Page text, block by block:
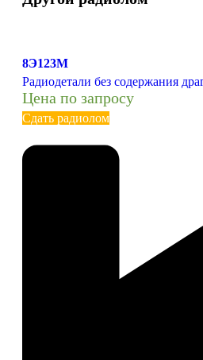
8Э123М
Радиодетали без содержания
Цена по запросу
Сдать радиолом